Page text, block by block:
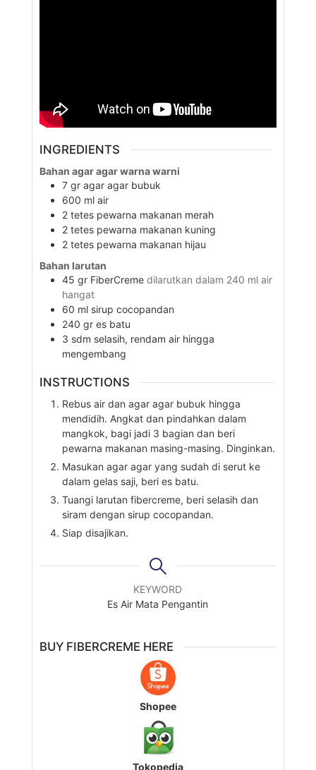
INGREDIENTS
Bahan agar agar warna warni
7 gr agar agar bubuk
600 ml air
2 tetes pewarna makanan merah
2 tetes pewarna makanan kuning
2 tetes pewarna makanan hijau
Bahan larutan
45 gr FiberCreme dilarutkan dalam 240 ml air
hangat
60 ml sirup cocopandan
240 gr es batu
3 sdm selasih, rendam air hingga
mengembang
INSTRUCTIONS
Rebus air dan agar agar bubuk hingga
mendidih. Angkat dan pindahkan dalam
mangkok, bagi jadi 3 bagian dan beri
pewarna makanan masing-masing. Dinginkan.
Masukan agar agar yang sudah di serut ke
dalam gelas saji, beri es batu.
Tuangi larutan fibercreme, beri selasih dan
siram dengan sirup cocopandan.
Siap disajikan.
KEYWORD
Es Air Mata Pengantin
BUY FIBERCREME HERE
Shopee
Tokopedia